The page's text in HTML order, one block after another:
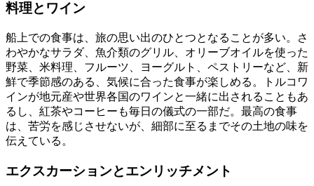
料理とワイン
船上での食事は、旅の思い出のひとつとなることが多い。さ
わやかなサラダ、魚介類のグリル、オリーブオイルを使った
野菜、米料理、フルーツ、ヨーグルト、ペストリーなど、新
鮮で季節感のある、気候に合った食事が楽しめる。トルコワ
インが地元産や世界各国のワインと一緒に出されることもあ
るし、紅茶やコーヒーも毎日の儀式の一部だ。最高の食事
は、苦労を感じさせないが、細部に至るまでその土地の味を
伝えている。
エクスカーションとエンリッチメント